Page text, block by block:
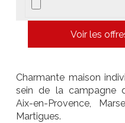
Voir les
Charmante maison
sein de la campagne
Aix-en-Provence,
Martigues.